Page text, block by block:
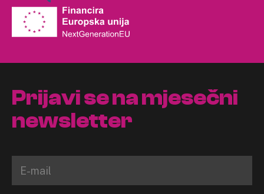
Prijavi se na mjesečni
newsletter